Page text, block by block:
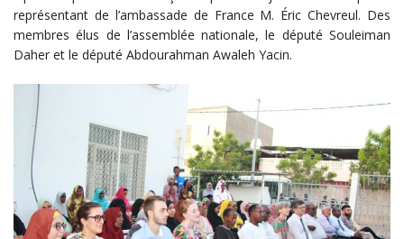
représentant de l’ambassade de France M. Éric Chevreul. Des
membres élus de l’assemblée nationale, le député Souleiman
Daher et le député Abdourahman Awaleh Yacin.